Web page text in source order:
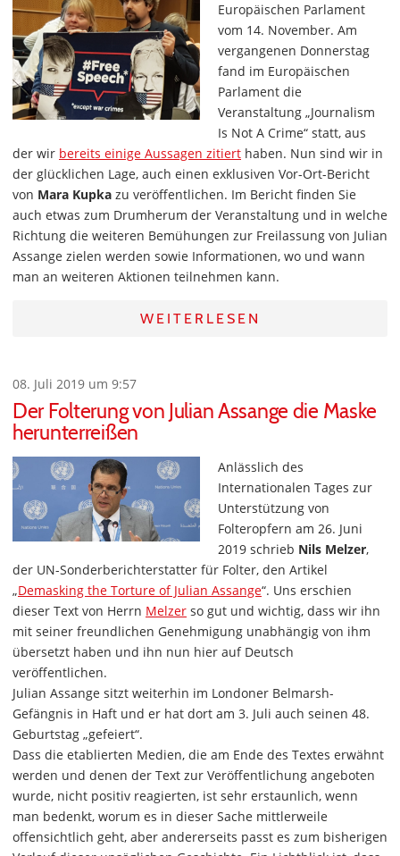
Europäischen Parlament
vom 14. November. Am
vergangenen Donnerstag
fand im Europäischen
Parlament die
Veranstaltung „Journalism
Is Not A Crime“ statt, aus
der wir bereits einige Aussagen zitiert haben. Nun sind wir in
der glücklichen Lage, auch einen exklusiven Vor-Ort-Bericht
von Mara Kupka zu veröffentlichen. Im Bericht finden Sie
auch etwas zum Drumherum der Veranstaltung und in welche
Richtung die weiteren Bemühungen zur Freilassung von Julian
Assange zielen werden sowie Informationen, wo und wann
man an weiteren Aktionen teilnehmen kann.
WEITERLESEN
08. Juli 2019 um 9:57
Der Folterung von Julian Assange die Maske
herunterreißen
Anlässlich des
Internationalen Tages zur
Unterstützung von
Folteropfern am 26. Juni
2019 schrieb Nils Melzer,
der UN-Sonderberichterstatter für Folter, den Artikel
„Demasking the Torture of Julian Assange“. Uns erschien
dieser Text von Herrn Melzer so gut und wichtig, dass wir ihn
mit seiner freundlichen Genehmigung unabhängig von ihm
übersetzt haben und ihn nun hier auf Deutsch
veröffentlichen.
Julian Assange sitzt weiterhin im Londoner Belmarsh-
Gefängnis in Haft und er hat dort am 3. Juli auch seinen 48.
Geburtstag „gefeiert“.
Dass die etablierten Medien, die am Ende des Textes erwähnt
werden und denen der Text zur Veröffentlichung angeboten
wurde, nicht positiv reagierten, ist sehr erstaunlich, wenn
man bedenkt, worum es in dieser Sache mittlerweile
offensichtlich geht, aber andererseits passt es zum bisherigen